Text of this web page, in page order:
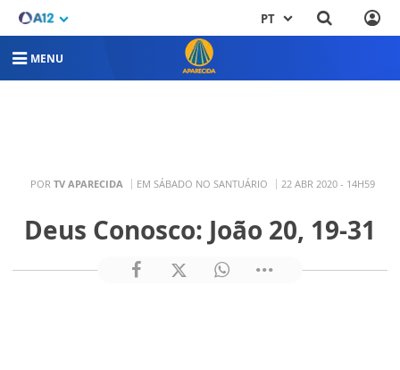
PT
MENU
POR TV APARECIDA EM SÁBADO NO SANTUÁRIO 22 ABR 2020 - 14H59
Deus Conosco: João 20, 19-31